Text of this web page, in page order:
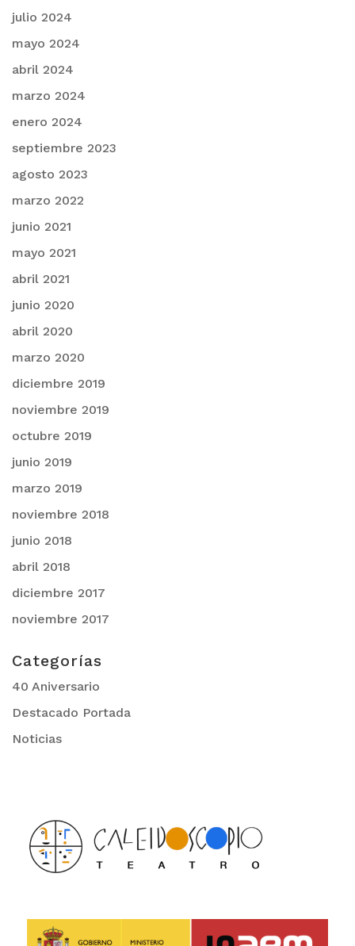
julio 2024
mayo 2024
abril 2024
marzo 2024
enero 2024
septiembre 2023
agosto 2023
marzo 2022
junio 2021
mayo 2021
abril 2021
junio 2020
abril 2020
marzo 2020
diciembre 2019
noviembre 2019
octubre 2019
junio 2019
marzo 2019
noviembre 2018
junio 2018
abril 2018
diciembre 2017
noviembre 2017
Categorías
40 Aniversario
Destacado Portada
Noticias